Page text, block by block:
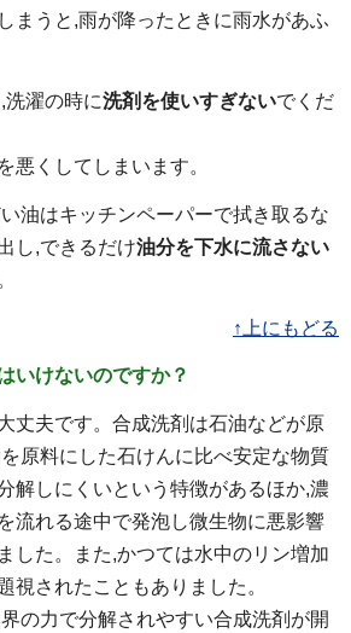
まうと,雨が降ったときに雨水があふ
濯の時に洗剤を使いすぎないでくだ
悪くしてしまいます。
油はキッチンペーパーで拭き取るな
し,できるだけ油分を下水に流さない
↑上にもどる
いけないのですか？
丈夫です。合成洗剤は石油などが原
原料にした石けんに比べ安定な物質
解しにくいという特徴があるほか,濃
流れる途中で発泡し微生物に悪影響
した。また,かつては水中のリン増加
視されたこともありました。
の力で分解されやすい合成洗剤が開